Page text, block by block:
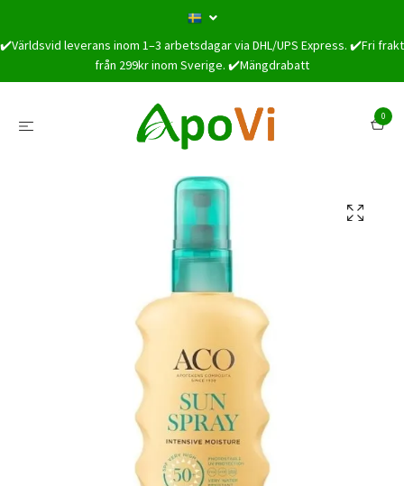
✔️Världsvid leverans inom 1–3 arbetsdagar via DHL/UPS Express. ✔️Fri frakt
från 299kr inom Sverige. ✔️Mängdrabatt
0